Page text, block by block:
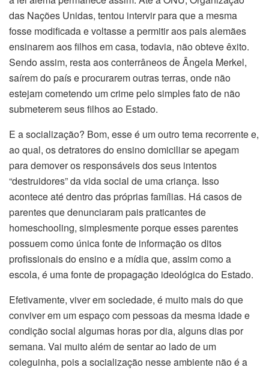
das Nações Unidas, tentou intervir para que a mesma
fosse modificada e voltasse a permitir aos pais alemães
ensinarem aos filhos em casa, todavia, não obteve êxito.
Sendo assim, resta aos conterrâneos de Ângela Merkel,
saírem do país e procurarem outras terras, onde não
estejam cometendo um crime pelo simples fato de não
submeterem seus filhos ao Estado.
E a socialização? Bom, esse é um outro tema recorrente e,
ao qual, os detratores do ensino domiciliar se apegam
para demover os responsáveis dos seus intentos
“destruidores” da vida social de uma criança. Isso
acontece até dentro das próprias famílias. Há casos de
parentes que denunciaram pais praticantes de
homeschooling, simplesmente porque esses parentes
possuem como única fonte de informação os ditos
profissionais do ensino e a mídia que, assim como a
escola, é uma fonte de propagação ideológica do Estado.
Efetivamente, viver em sociedade, é muito mais do que
conviver em um espaço com pessoas da mesma idade e
condição social algumas horas por dia, alguns dias por
semana. Vai muito além de sentar ao lado de um
coleguinha, pois a socialização nesse ambiente não é a